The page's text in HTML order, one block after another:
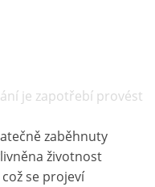
je zapotřebí provést
zaběhnuty
životnost
se projeví